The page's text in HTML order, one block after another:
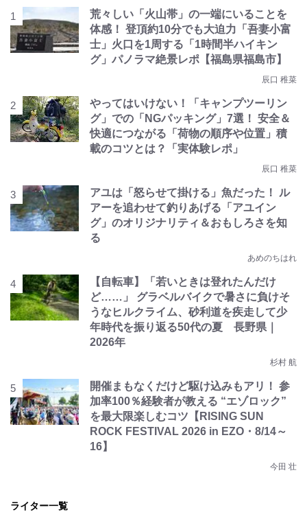
荒々しい「火山帯」の一端にいることを
体感！ 登頂約10分でも大迫力「吾妻小富
士」火口を1周する「1時間半ハイキン
グ」パノラマ絶景レポ【福島県福島市】
辰口 稚菜
やってはいけない！「キャンプツーリン
グ」での「NGパッキング」7選！ 安全＆
快適につながる「荷物の順序や位置」積
載のコツとは？「実体験レポ」
辰口 稚菜
アユは「怒らせて掛ける」魚だった！ ル
アーを追わせて釣りあげる「アユイン
グ」のオリジナリティ＆おもしろさを知
る
あめのちはれ
【自転車】「若いときは登れたんだけ
ど……」 グラベルバイクで暑さに負けそ
うなヒルクライム、砂利道を疾走して少
年時代を振り返る50代の夏 長野県｜
2026年
杉村 航
開催まもなくだけど駆け込みもアリ！ 参
加率100％経験者が教える “エゾロック”
を最大限楽しむコツ【RISING SUN
ROCK FESTIVAL 2026 in EZO・8/14～
16】
今田 壮
ライター一覧